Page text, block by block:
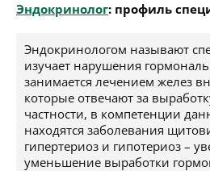
Эндокринолог: профиль
Эндокринологом называют
изучает нарушения
занимается лечением желез
которые отвечают за
частности, в компетенции
находятся заболевания
гипертериоз и гипотериоз –
уменьшение выработки